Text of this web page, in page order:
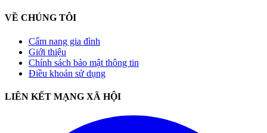
VỀ CHÚNG TÔI
Cẩm nang gia đình
Giới thiệu
Chính sách bảo mật thông tin
Điều khoản sử dụng
LIÊN KẾT MẠNG XÃ HỘI